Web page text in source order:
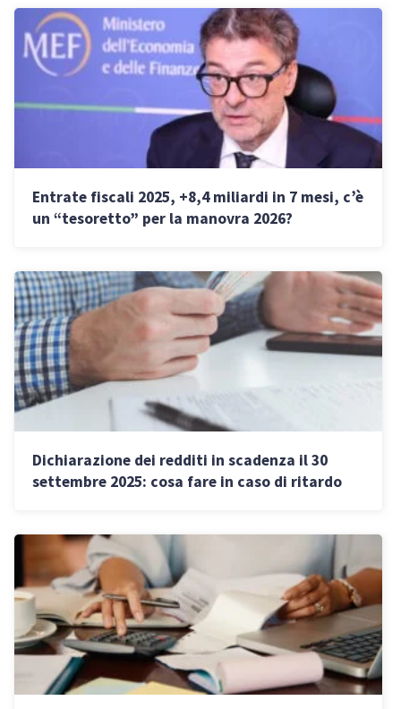
Entrate fiscali 2025, +8,4 miliardi in 7 mesi, c’è
un “tesoretto” per la manovra 2026?
Dichiarazione dei redditi in scadenza il 30
settembre 2025: cosa fare in caso di ritardo